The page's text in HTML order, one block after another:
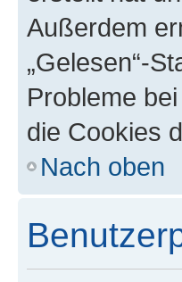
Außerdem
„Gelesen“-
Probleme
die Cookies
Nach oben